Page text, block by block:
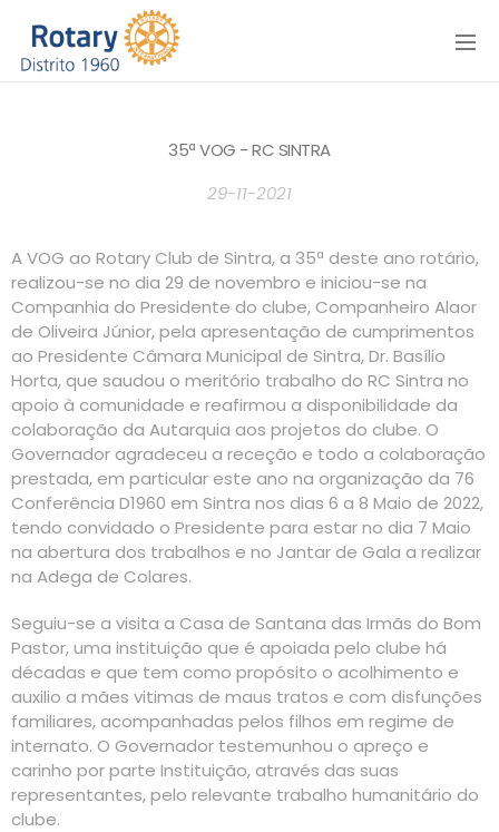
Menu
35ª VOG - RC SINTRA
29-11-2021
A VOG ao Rotary Club de Sintra, a 35ª deste ano rotário,
realizou-se no dia 29 de novembro e iniciou-se na
Companhia do Presidente do clube, Companheiro Alaor
de Oliveira Júnior, pela apresentação de cumprimentos
ao Presidente Câmara Municipal de Sintra, Dr. Basílio
Horta, que saudou o meritório trabalho do RC Sintra no
apoio à comunidade e reafirmou a disponibilidade da
colaboração da Autarquia aos projetos do clube. O
Governador agradeceu a receção e todo a colaboração
prestada, em particular este ano na organização da 76
Conferência D1960 em Sintra nos dias 6 a 8 Maio de 2022,
tendo convidado o Presidente para estar no dia 7 Maio
na abertura dos trabalhos e no Jantar de Gala a realizar
na Adega de Colares.
Seguiu-se a visita a Casa de Santana das Irmãs do Bom
Pastor, uma instituição que é apoiada pelo clube há
décadas e que tem como propósito o acolhimento e
auxilio a mães vitimas de maus tratos e com disfunções
familiares, acompanhadas pelos filhos em regime de
internato. O Governador testemunhou o apreço e
carinho por parte Instituição, através das suas
representantes, pelo relevante trabalho humanitário do
clube.